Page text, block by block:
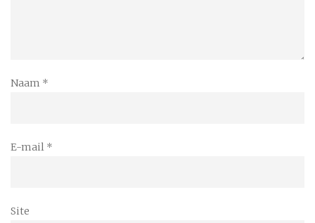
Naam *
E-mail *
Site